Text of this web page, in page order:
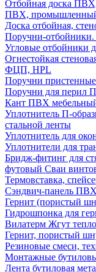
Отбойная доска
ПВХ,
Доска отбойная,
Поручни-отбойники.
Угловые отбойники
Огнестойкая
ФЦП, HPL
Поручни
Поручни для перил
Кант ПВХ
Уплотнитель П-
стальной ленты
Уплотнитель для
Уплотнители для
Бридж-фитинг для
футовый Сваи
Термовставка,
Сэндвич-панель
Гернит (пористый
Гидрошпонка для
Вилатерм Жгут
Гернит, пористый
Резиновые смеси,
Монтажные
Лента бутиловая